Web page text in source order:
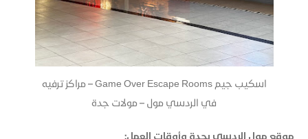
اسكيب جيم Game Over Escape Rooms – مراكز ترفيه
في الردسي مول – مولات جدة
موقع مول الردسي بجدة وأوقات العمل: